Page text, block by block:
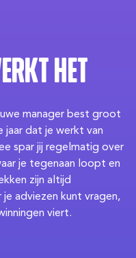
het
manager best groot
jaar dat je werkt van
spar jij regelmatig over
je tegenaan loopt en
zijn altijd
adviezen kunt vragen,
viert.